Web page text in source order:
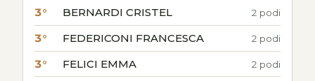
3° BERNARDI CRISTEL 2 podi
3° FEDERICONI FRANCESCA 2 podi
3° FELICI EMMA 2 podi